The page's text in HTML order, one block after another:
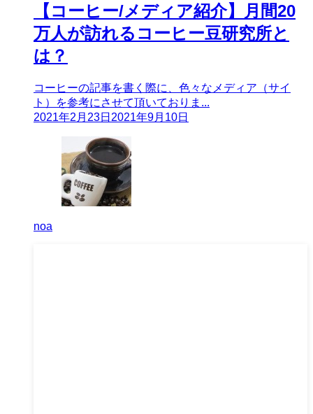
【コーヒー/メディア紹介】月間20
万人が訪れるコーヒー豆研究所と
は？
コーヒーの記事を書く際に、色々なメディア（サイ
ト）を参考にさせて頂いておりま...
2021年2月23日 2021年9月10日
noa